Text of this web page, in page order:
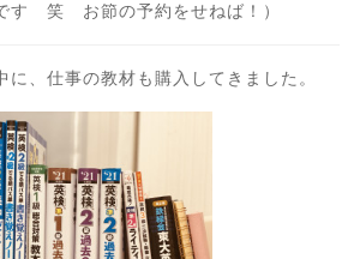
す 笑 お節の予約をせねば！）
に、仕事の教材も購入してきました。